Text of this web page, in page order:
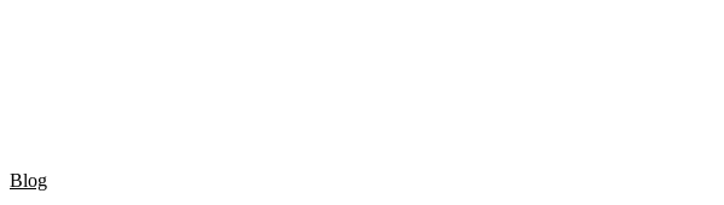
Blog